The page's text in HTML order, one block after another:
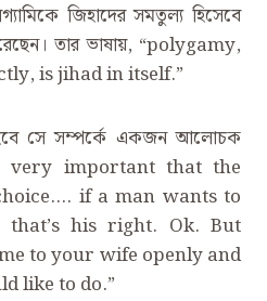
জিহাদের সমতুল্য হিসেবে
তার ভাষায়, ‍“polygamy,
is jihad in itself.”
সে সম্পর্কে একজন আলোচক
very important that the
if a man wants to
that’s his right. Ok. But
to your wife openly and
like to do.”